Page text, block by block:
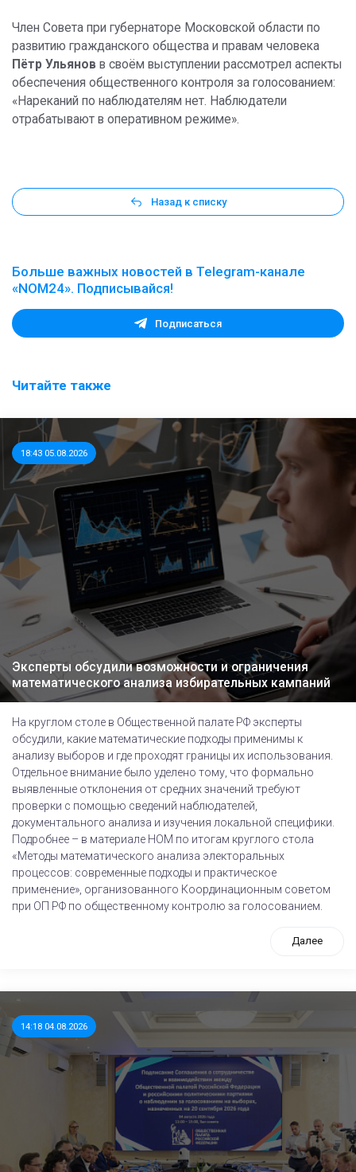
Член Совета при губернаторе Московской области по
развитию гражданского общества и правам человека
Пётр Ульянов в своём выступлении рассмотрел аспекты
обеспечения общественного контроля за голосованием:
«Нареканий по наблюдателям нет. Наблюдатели
отрабатывают в оперативном режиме».
Назад к списку
Больше важных новостей в Telegram-канале
«NOM24». Подписывайся!
Подписаться
Читайте также
18:43 05.08.2026
Эксперты обсудили возможности и ограничения
математического анализа избирательных кампаний
На круглом столе в Общественной палате РФ эксперты
обсудили, какие математические подходы применимы к
анализу выборов и где проходят границы их использования.
Отдельное внимание было уделено тому, что формально
выявленные отклонения от средних значений требуют
проверки с помощью сведений наблюдателей,
документального анализа и изучения локальной специфики.
Подробнее – в материале НОМ по итогам круглого стола
«Методы математического анализа электоральных
процессов: современные подходы и практическое
применение», организованного Координационным советом
при ОП РФ по общественному контролю за голосованием.
Далее
14:18 04.08.2026